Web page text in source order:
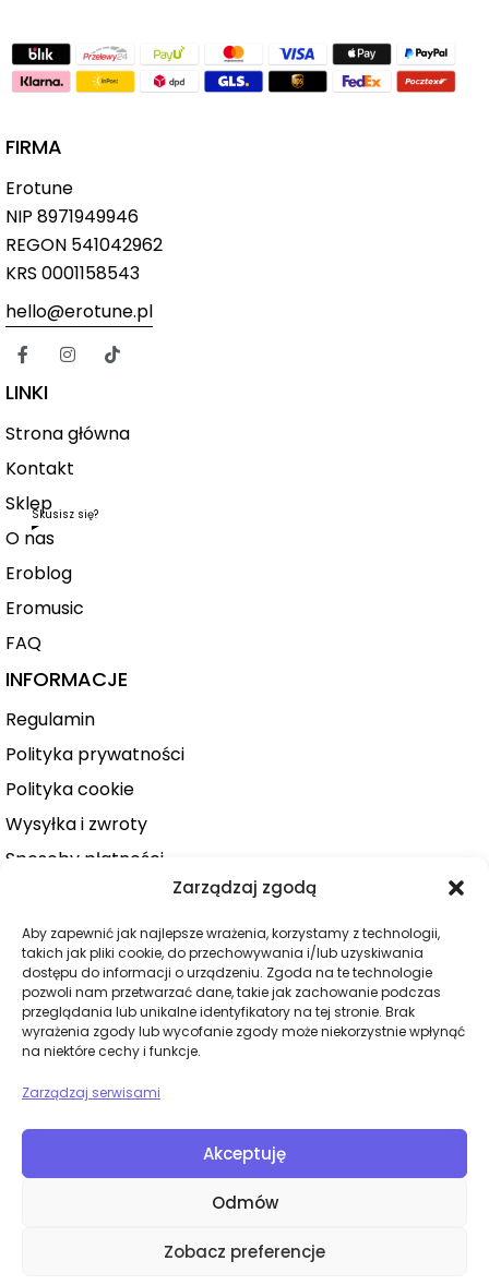
Zarządzaj zgodą
Aby zapewnić jak najlepsze wrażenia, korzystamy z technologii,
takich jak pliki cookie, do przechowywania i/lub uzyskiwania
dostępu do informacji o urządzeniu. Zgoda na te technologie
pozwoli nam przetwarzać dane, takie jak zachowanie podczas
przeglądania lub unikalne identyfikatory na tej stronie. Brak
wyrażenia zgody lub wycofanie zgody może niekorzystnie wpłynąć
na niektóre cechy i funkcje.
Zarządzaj serwisami
Akceptuję
Odmów
Zobacz preferencje
FIRMA
Erotune
NIP 8971949946
REGON 541042962
KRS 0001158543
hello@erotune.pl
LINKI
Strona główna
Kontakt
Sklep
O nas
Skusisz się?
Eroblog
Eromusic
FAQ
INFORMACJE
Regulamin
Polityka prywatności
Polityka cookie
Wysyłka i zwroty
Sposoby płatności
Zamówienie
KATEGORIE
Dla niej
Dla niego
BDSM